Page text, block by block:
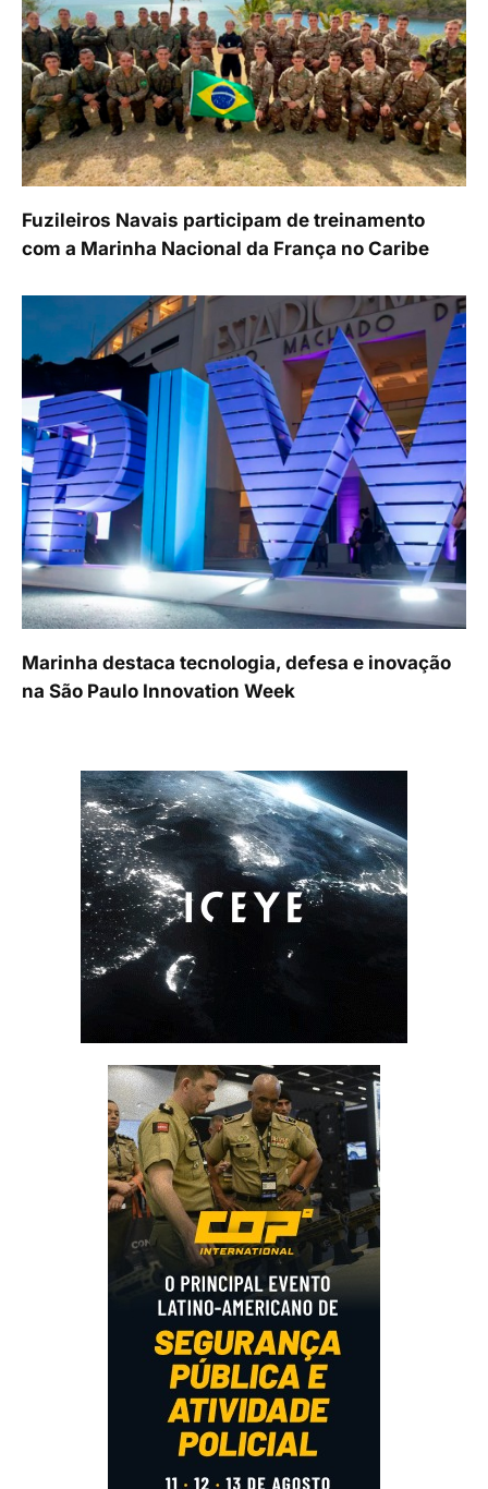
Fuzileiros Navais participam de treinamento
com a Marinha Nacional da França no Caribe
Marinha destaca tecnologia, defesa e inovação
na São Paulo Innovation Week